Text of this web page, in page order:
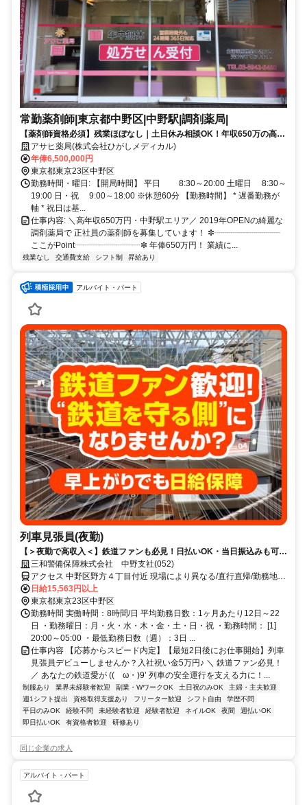
常勤薬剤師|東京都中野区|中野駅|調剤薬局|
【薬剤師資格必須】残業ほぼなし｜土日休み相談OK！年収650万の高待
遇｜125日/年 休み｜有給消化率も高く、プライベートを大切にできる職
場です◎
アサヒ薬局(株式会社ひがしメディカル)
年俸6,500,000円
東京都東京23区中野区
勤務時間・曜日: 【開局時間】 平日 8:30～20:00 土曜日 8:30～
19:00 日・祝 9:00～18:00 ※休憩60分 【勤務時間】 * 遅番勤務が
軸 * 祝日は基...
仕事内容: ＼高年収650万円・中野駅エリア／ 2019年OPENの綺麗な
調剤薬局で 正社員の薬剤師を募集しています！ ✼┈┈┈┈┈┈┈┈
ここがPoint┈┈┈┈┈┈┈┈✼ 年俸650万円！ 業績に...
残業なし 交通費支給 シフト制 昇給あり
アルバイト・パート
列車見張員(夜勤)
【＞夜勤で高収入＜】鉄道ファンも必見！日払いOK・当日振込みも可能
♪
三和警備保障株式会社 中野支社(052)
アクセス 中野区野方４丁目付近 現場により異なる/直行直帰/勤務地相
談可 ■電話面接■来社不要■即日勤務
日給15,563円以上
東京都東京23区中野区
勤務時間 実働時間：8時間/日 平均勤務日数：1ヶ月あたり12日～22
日 ・勤務曜日：月・火・水・木・金・土・日・祝 ・勤務時間： [1]
20:00～05:00 ・最低勤務日数（週）：3日 ...
仕事内容 【応募からスピード内定】【最短2日後にお仕事開始】列車
見張員デビューしませんか？入社祝い金5万円♪ ＼ 鉄道ファン必見！
／ あなたの鉄道愛が ((ゝω・)9’ 列車の安全運行を支える力に！...
制服あり 業界未経験者歓迎 副業・WワークOK 土日祝のみOK
主婦・主夫歓迎
週1シフト提出
資格取得支援あり フリーター歓迎 シフト自由
学歴不問
平日のみOK
経験不問 未経験者歓迎 経験者歓迎 ネイルOK 夜間
週払いOK
即日払いOK
有資格者歓迎 研修あり
同じ企業の求人
アルバイト・パート